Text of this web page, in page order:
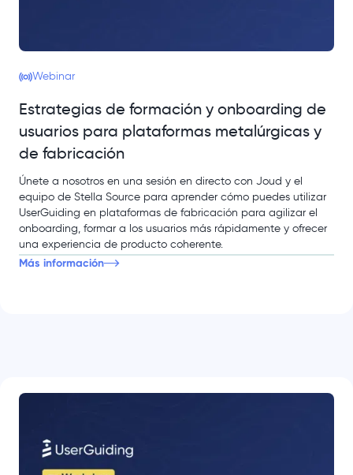
Webinar
Estrategias de formación y onboarding de
usuarios para plataformas metalúrgicas y
de fabricación
Únete a nosotros en una sesión en directo con Joud y el
equipo de Stella Source para aprender cómo puedes utilizar
UserGuiding en plataformas de fabricación para agilizar el
onboarding, formar a los usuarios más rápidamente y ofrecer
una experiencia de producto coherente.
Más información